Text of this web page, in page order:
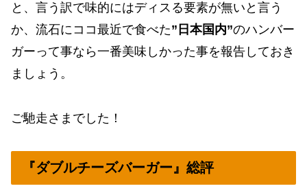
と、言う訳で味的にはディスる要素が無いと言う
か、流石にココ最近で食べた”日本国内”のハンバー
ガーって事なら一番美味しかった事を報告しておき
ましょう。
ご馳走さまでした！
『ダブルチーズバーガー』総評